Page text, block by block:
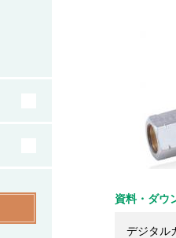
資料・ダウ
デジタル